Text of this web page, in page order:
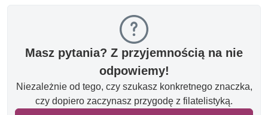
Masz pytania? Z przyjemnością na nie
odpowiemy!
Niezależnie od tego, czy szukasz konkretnego znaczka,
czy dopiero zaczynasz przygodę z filatelistyką.